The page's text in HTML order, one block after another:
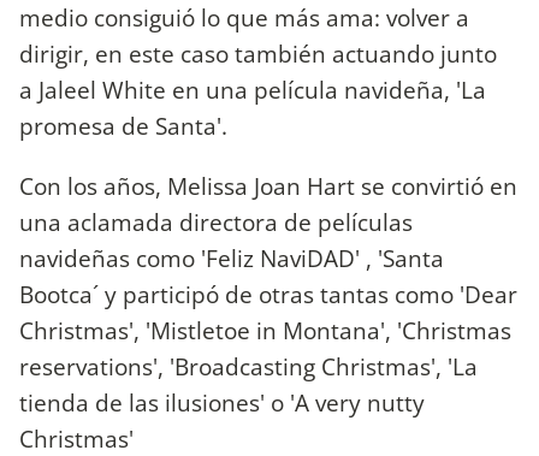
medio consiguió lo que más ama: volver a
dirigir, en este caso también actuando junto
a Jaleel White en una película navideña, 'La
promesa de Santa'.
Con los años, Melissa Joan Hart se convirtió en
una aclamada directora de películas
navideñas como 'Feliz NaviDAD' , 'Santa
Bootca´ y participó de otras tantas como 'Dear
Christmas', 'Mistletoe in Montana', 'Christmas
reservations', 'Broadcasting Christmas', 'La
tienda de las ilusiones' o 'A very nutty
Christmas'